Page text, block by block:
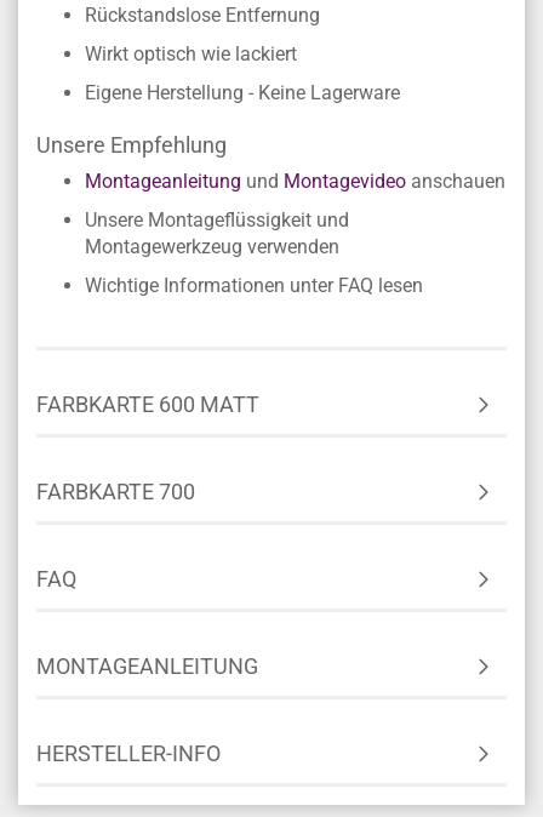
Rückstandslose Entfernung
Wirkt optisch wie lackiert
Eigene Herstellung - Keine Lagerware
Unsere Empfehlung
Montageanleitung und Montagevideo anschauen
Unsere Montageflüssigkeit und
Montagewerkzeug verwenden
Wichtige Informationen unter FAQ lesen
FARBKARTE 600 MATT
FARBKARTE 700
FAQ
MONTAGEANLEITUNG
HERSTELLER-INFO